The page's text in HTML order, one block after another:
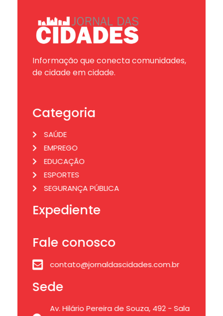
Informação que conecta comunidades,
de cidade em cidade.
Categoria
SAÚDE
EMPREGO
EDUCAÇÃO
ESPORTES
SEGURANÇA PÚBLICA
Expediente
Fale conosco
contato@jornaldascidades.com.br
Sede
Av. Hilário Pereira de Souza, 492 - Sala